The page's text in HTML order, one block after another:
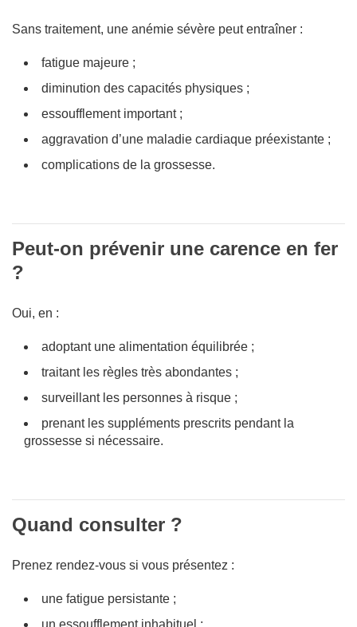
Sans traitement, une anémie sévère peut entraîner :
fatigue majeure ;
diminution des capacités physiques ;
essoufflement important ;
aggravation d’une maladie cardiaque préexistante ;
complications de la grossesse.
Peut-on prévenir une carence en fer
?
Oui, en :
adoptant une alimentation équilibrée ;
traitant les règles très abondantes ;
surveillant les personnes à risque ;
prenant les suppléments prescrits pendant la
grossesse si nécessaire.
Quand consulter ?
Prenez rendez-vous si vous présentez :
une fatigue persistante ;
un essoufflement inhabituel ;